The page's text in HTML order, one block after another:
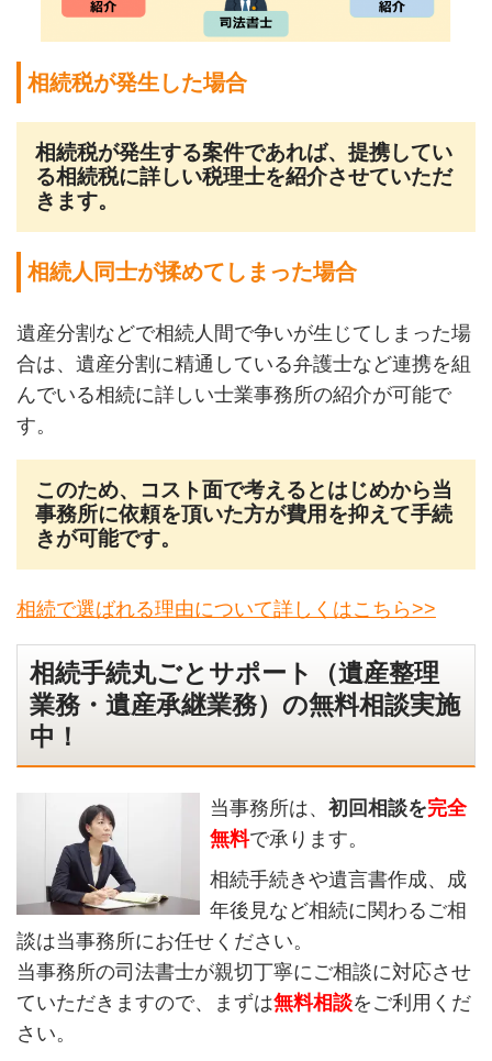
相続税が発生した場合
相続税が発生する案件であれば、提携してい
る相続税に詳しい税理士を紹介させていただ
きます。
相続人同士が揉めてしまった場合
遺産分割などで相続人間で争いが生じてしまった場
合は、遺産分割に精通している弁護士など連携を組
んでいる相続に詳しい士業事務所の紹介が可能で
す。
このため、コスト面で考えるとはじめから当
事務所に依頼を頂いた方が費用を抑えて手続
きが可能です。
相続で選ばれる理由について詳しくはこちら>>
相続手続丸ごとサポート（遺産整理
業務・遺産承継業務）の無料相談実施
中！
当事務所は、初回相談を完全
無料で承ります。
相続手続きや遺言書作成、成
年後見など相続に関わるご相
談は当事務所にお任せください。
当事務所の司法書士が親切丁寧にご相談に対応させ
ていただきますので、まずは無料相談をご利用くだ
さい。